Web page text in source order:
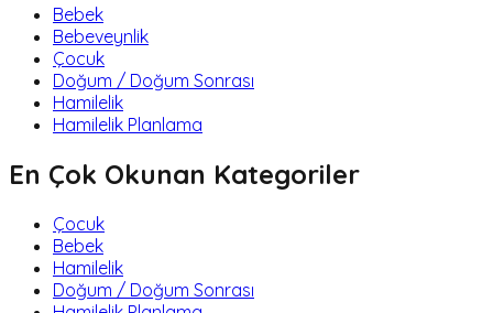
Bebek
Bebeveynlik
Çocuk
Doğum / Doğum Sonrası
Hamilelik
Hamilelik Planlama
En Çok Okunan Kategoriler
Çocuk
Bebek
Hamilelik
Doğum / Doğum Sonrası